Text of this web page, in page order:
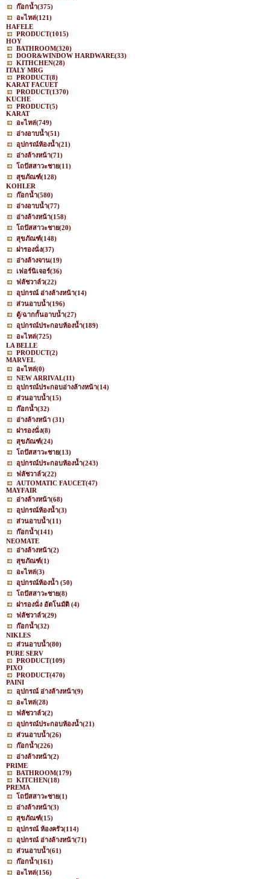
ก๊อกน้ำ(375)
อะไหล่(121)
HAFELE
PRODUCT(1015)
HOY
BATHROOM(320)
DOOR&WINDOW HARDWARE(33)
KITHCHEN(28)
ITALY MRG
PRODUCT(8)
KARAT FACUET
PRODUCT(1370)
KUCHE
PRODUCT(5)
KARAT
อะไหล่(749)
อ่างอาบน้ำ(51)
อุปกรณ์ห้องน้ำ(21)
อ่างล้างหน้า(71)
โถปัสสาวะชาย(11)
สุขภัณฑ์(128)
KOHLER
ก๊อกน้ำ(580)
อ่างอาบน้ำ(77)
อ่างล้างหน้า(158)
โถปัสสาวะชาย(20)
สุขภัณฑ์(148)
ฝารองนั่ง(37)
อ่างล้างจาน(19)
เฟอร์นิเจอร์(36)
ฟลัชวาล์ว(22)
อุปกรณ์ อ่างล้างหน้า(14)
ส่วนอาบน้ำ(196)
ตู้/ฉากกั้นอาบน้ำ(27)
อุปกรณ์ประกอบห้องน้ำ(189)
อะไหล่(725)
LA BELLE
PRODUCT(2)
MARVEL
อะไหล่(0)
NEW ARRIVAL(11)
อุปกรณ์ประกอบอ่างล้างหน้า(14)
ส่วนอาบน้ำ(15)
ก๊อกน้ำ(32)
อ่างล้างหน้า (31)
ฝารองนั่ง(8)
สุขภัณฑ์(24)
โถปัสสาวะชาย(13)
อุปกรณ์ประกอบห้องน้ำ(243)
ฟลัชวาล์ว(22)
AUTOMATIC FAUCET(47)
MAYFAIR
อ่างล้างหน้า(68)
อุปกรณ์ห้องน้ำ(3)
ส่วนอาบน้ำ(11)
ก๊อกน้ำ(141)
NEOMATE
อ่างล้างหน้า(2)
สุขภัณฑ์(1)
อะไหล่(3)
อุปกรณ์ห้องน้ำ (50)
โถปัสสาวะชาย(8)
ฝารองนั่ง อัตโนมัติ (4)
ฟลัชวาล์ว(29)
ก๊อกน้ำ(32)
NIKLES
ส่วนอาบน้ำ(80)
PURE SERV
PRODUCT(109)
PIXO
PRODUCT(470)
PAINI
อุปกรณ์ อ่างล้างหน้า(9)
อะไหล่(28)
ฟลัชวาล์ว(2)
อุปกรณ์ประกอบห้องน้ำ(21)
ส่วนอาบน้ำ(26)
ก๊อกน้ำ(226)
อ่างล้างหน้า(2)
PRIME
BATHROOM(179)
KITCHEN(18)
PREMA
โถปัสสาวะชาย(1)
อ่างล้างหน้า(3)
สุขภัณฑ์(15)
อุปกรณ์ ห้องครัว(114)
อุปกรณ์ อ่างล้างหน้า(71)
ส่วนอาบน้ำ(61)
ก๊อกน้ำ(161)
อะไหล่(156)